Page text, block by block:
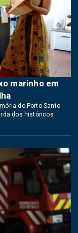
marinho em
do Porto Santo
dos históricos